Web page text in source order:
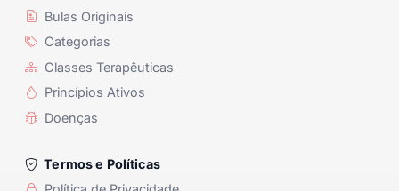
Bulas Originais
Categorias
Classes Terapêuticas
Princípios Ativos
Doenças
Termos e Políticas